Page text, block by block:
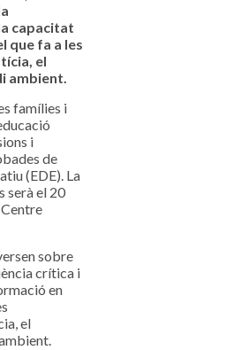
capacitat
que fa a les
el
ambient.
famílies i
i
de
(EDE). La
serà el 20
sobre
crítica i
en
el